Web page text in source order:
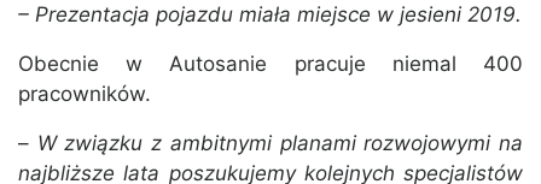
– Prezentacja pojazdu miała miejsce w jesieni 2019.
Obecnie w Autosanie pracuje niemal 400
pracowników.
– W związku z ambitnymi planami rozwojowymi na
najbliższe lata poszukujemy kolejnych specjalistów